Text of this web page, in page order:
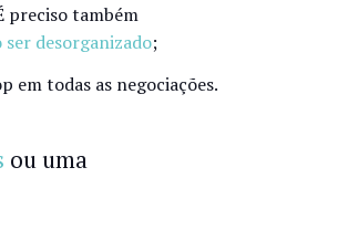
preciso também
desorganizado;
em todas as negociações.
ou uma